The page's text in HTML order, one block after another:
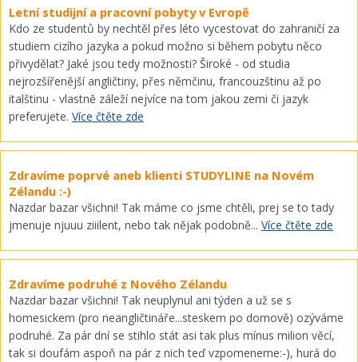
Letní studijní a pracovní pobyty v Evropě
Kdo ze studentů by nechtěl přes léto vycestovat do zahraničí za
studiem cizího jazyka a pokud možno si během pobytu něco
přivydělat? Jaké jsou tedy možnosti? Široké - od studia
nejrozšířenější angličtiny, přes němčinu, francouzštinu až po
italštinu - vlastně záleží nejvíce na tom jakou zemi či jazyk
preferujete. Více čtěte zde
Zdravíme poprvé aneb klienti STUDYLINE na Novém
Zélandu :-)
Nazdar bazar všichni! Tak máme co jsme chtěli, prej se to tady
jmenuje njuuu ziiilent, nebo tak nějak podobně... Více čtěte zde
Zdravíme podruhé z Nového Zélandu
Nazdar bazar všichni! Tak neuplynul ani týden a už se s
homesickem (pro neangličtináře...steskem po domově) ozýváme
podruhé. Za pár dní se stihlo stát asi tak plus mínus milion věcí,
tak si doufám aspoň na pár z nich teď vzpomeneme:-), hurá do